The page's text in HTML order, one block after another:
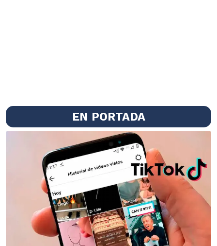
EN PORTADA